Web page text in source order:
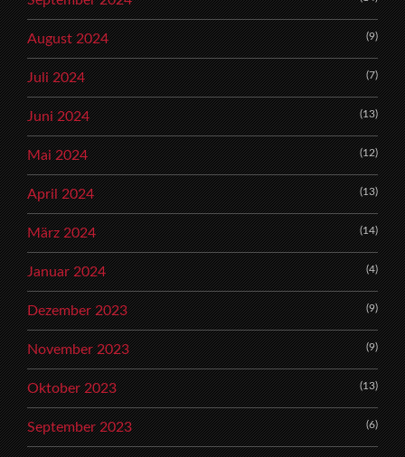
August 2024 (9)
Juli 2024 (7)
Juni 2024 (13)
Mai 2024 (12)
April 2024 (13)
März 2024 (14)
Januar 2024 (4)
Dezember 2023 (9)
November 2023 (9)
Oktober 2023 (13)
September 2023 (6)